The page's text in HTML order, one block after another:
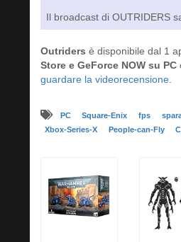
Il broadcast di OUTRIDERS
Outriders è disponibile dal 1
Store e GeForce NOW su PC
guardare la videorecensione
PC Square-Enix fps
Xbox-Series-X
People-can-Fly